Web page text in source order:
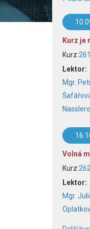
Kurz je
Kurz:
Lektor:
Mgr.
Volná
Kurz:
Lektor:
Mgr.